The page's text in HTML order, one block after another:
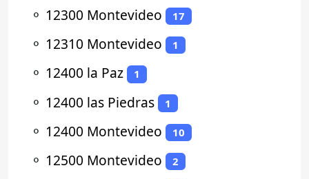
⚬ 12300 Montevideo 17
⚬ 12310 Montevideo 1
⚬ 12400 la Paz 1
⚬ 12400 las Piedras 1
⚬ 12400 Montevideo 10
⚬ 12500 Montevideo 2